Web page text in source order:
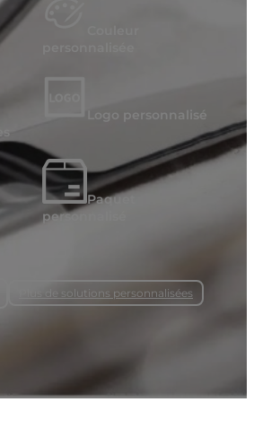
Logo personnalisé
Paquet
personnalisé
Plus de solutions personnalisées